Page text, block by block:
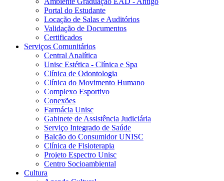
Portal do Estudante
Locação de Salas e Auditórios
Validação de Documentos
Certificados
Serviços Comunitários
Central Analítica
Unisc Estética - Clínica e Spa
Clínica de Odontologia
Clínica do Movimento Humano
Complexo Esportivo
Conexões
Farmácia Unisc
Gabinete de Assistência Judiciária
Serviço Integrado de Saúde
Balcão do Consumidor UNISC
Clínica de Fisioterapia
Projeto Espectro Unisc
Centro Socioambiental
Cultura